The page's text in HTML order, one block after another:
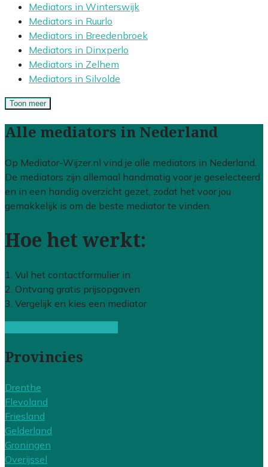
Mediators in Winterswijk
Mediators in Ruurlo
Mediators in Breedenbroek
Mediators in Dinxperlo
Mediators in Zelhem
Mediators in Silvolde
Toon meer
Alle mediators in Nederland
Op Mediator-Wijzer.nl vind je alle mediators in Nederland.
De mediators zijn allemaal handmatig voor je geselecteerd
en in een handig overzicht gezet, zodat het voor jou
gemakkelijk is om de beste mediator te vinden.
Hoe het werkt:
1. Vul het contactformulier in
2. Ontvang gratis prijsopgaven
3. Vergelijk en kies een mediator
Provincies
Drenthe
Flevoland
Friesland
Gelderland
Groningen
Overijssel